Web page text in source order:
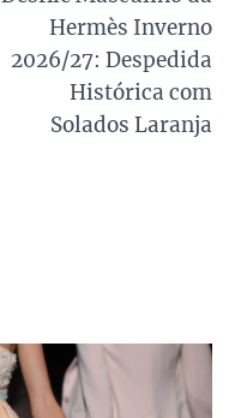
Hermès Inverno
2026/27: Despedida
Histórica com
Solados Laranja